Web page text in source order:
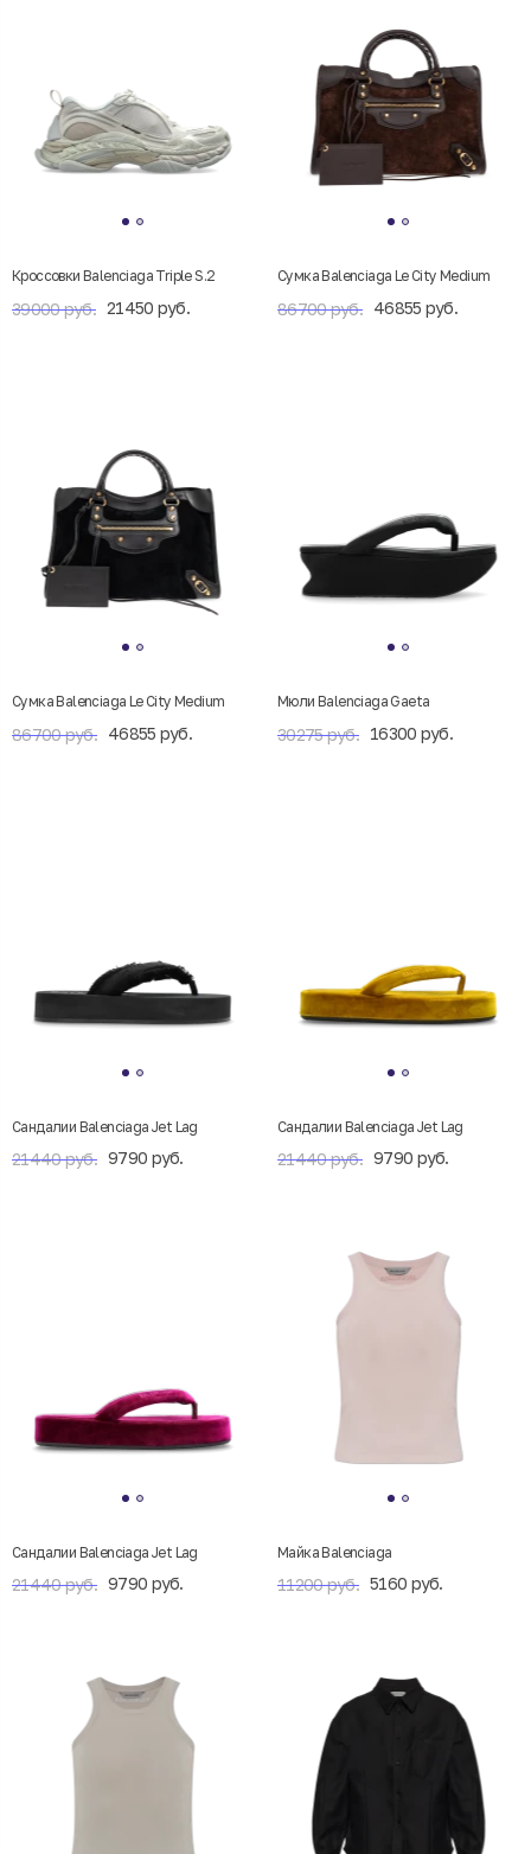
Кроссовки Balenciaga Triple S.2
39000 руб. 21450 руб.
Сумка Balenciaga Le City Medium
86700 руб. 46855 руб.
Сумка Balenciaga Le City Medium
86700 руб. 46855 руб.
Мюли Balenciaga Gaeta
30275 руб. 16300 руб.
Сандалии Balenciaga Jet Lag
21440 руб. 9790 руб.
Сандалии Balenciaga Jet Lag
21440 руб. 9790 руб.
Сандалии Balenciaga Jet Lag
21440 руб. 9790 руб.
Майка Balenciaga
11200 руб. 5160 руб.